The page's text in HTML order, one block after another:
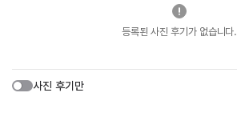
등록된 사진 후기가 없습니다.
사진 후기만